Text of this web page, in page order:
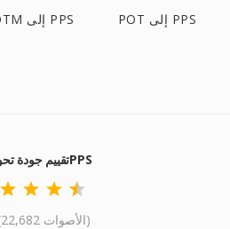
POTM إلى PPS POT إلى PPS
تقييم جودة تحويل الـPPS
(22,682 الأصوات)